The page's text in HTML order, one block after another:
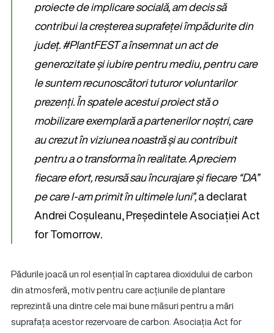
proiecte de implicare socială, am decis să
contribui la creșterea suprafeței împădurite din
județ.#PlantFEST a însemnat un act de
generozitate și iubire pentru mediu, pentru care
le suntem recunoscători tuturor voluntarilor
prezenți. În spatele acestui proiect stă o
mobilizare exemplară a partenerilor noștri, care
au crezut în viziunea noastră și au contribuit
pentru a o transforma în realitate. Apreciem
fiecare efort, resursă sau încurajare și fiecare “DA”
pe care l-am primit în ultimele luni”,a declarat
Andrei Coșuleanu, Președintele Asociației Act
for Tomorrow.
Pădurile joacă un rol esențial în captarea dioxidului de carbon
din atmosferă, motiv pentru care acțiunile de plantare
reprezintă una dintre cele mai bune măsuri pentru a mări
suprafața acestor rezervoare de carbon. Asociația Act for